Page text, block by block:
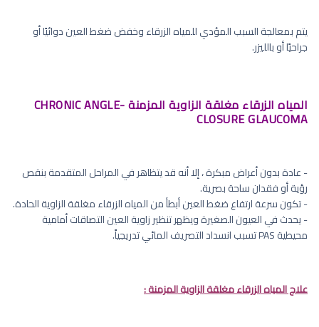
يتم بمعالجة السبب المؤدي للمياه الزرقاء وخفض ضغط العين دوائيًا أو
جراحيًا أو بالليزر.
المياه الزرقاء مغلقة الزاوية المزمنة CHRONIC ANGLE-
CLOSURE GLAUCOMA
- عادة بدون أعراض مبكرة ، إلا أنه قد يتظاهر في المراحل المتقدمة بنقص
رؤية أو فقدان ساحة بصرية.
- تكون سرعة ارتفاع ضغط العين أبطأ من المياه الزرقاء مغلقة الزاوية الحادة.
- يحدث في العيون الصغيرة ويظهر تنظير زاوية العين التصاقات أمامية
محيطية PAS تسبب انسداد التصريف المائي تدريجياً.
علاج المياه الزرقاء مغلقة الزاوية المزمنة :